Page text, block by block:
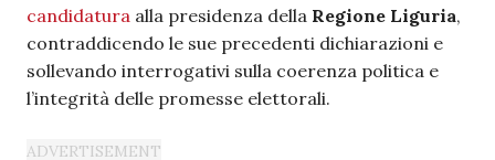
candidatura alla presidenza della Regione Liguria,
contraddicendo le sue precedenti dichiarazioni e
sollevando interrogativi sulla coerenza politica e
l’integrità delle promesse elettorali.